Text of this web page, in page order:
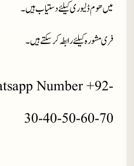
میں ھوم ڈلیوری کیلئے دستیاب ہیں۔
فری مشورہ کیلئے رابطہ کر سکتے ہیں۔
Number +92-
30-40-50-60-70